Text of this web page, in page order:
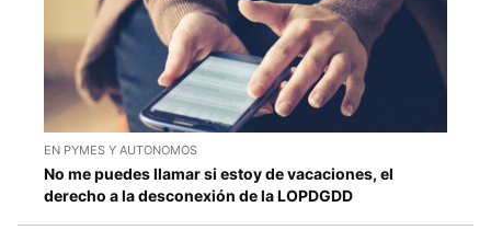
EN PYMES Y AUTONOMOS
No me puedes llamar si estoy de vacaciones, el
derecho a la desconexión de la LOPDGDD